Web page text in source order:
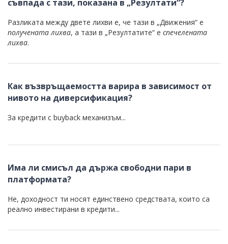
съвпада с тази, показана в „Резултати“?
Разликата между двете лихви е, че тази в „Движения“ е
получената лихва, а тази в „Резултатите“ е спечелената
лихва.
Как възвръщаемостта варира в зависимост от
нивото на диверсификация?
За кредити с buyback механизъм...
Има ли смисъл да държа свободни пари в
платформата?
Не, доходност ти носят единствено средствата, които са
реално инвестирани в кредити...